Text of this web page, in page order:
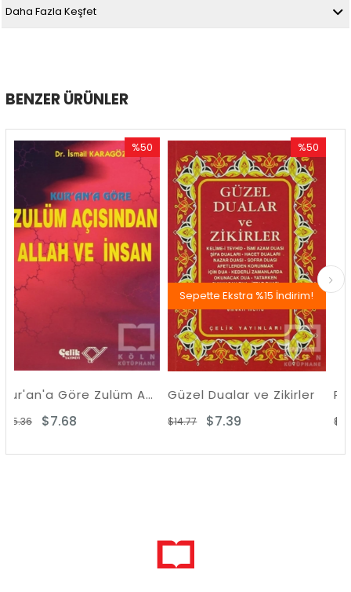
Daha Fazla Keşfet
BENZER ÜRÜNLER
Kur'an'a Göre Zulüm Açısından Allah ve İnsan
%50
%50İndirim
Güzel Dualar ve Zikirler
$14.77
İndirim
%50İndirim
Sepette Ekstra %15 İndirim!